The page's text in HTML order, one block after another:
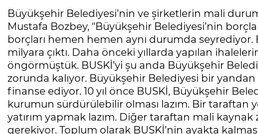
Büyükşehir Belediyesi’nin ve şirketlerin mali
Mustafa Bozbey, "Büyükşehir Belediyesi’nin
borçları hemen hemen aynı durumda seyrediyor.
milyara çıktı. Daha önceki yıllarda yapılan
öngörmüştük. BUSKİ’yi şu anda Büyükşehir
zorunda kalıyor. Büyükşehir Belediyesi bir yandan
finanse ediyor. 10 yıl önce BUSKİ, Büyükşehir
kurumun sürdürülebilir olması lazım. Bir taraftan
yatırım yapmak lazım. Diğer taraftan mali
gerekiyor. Toplum olarak BUSKİ’nin ayakta